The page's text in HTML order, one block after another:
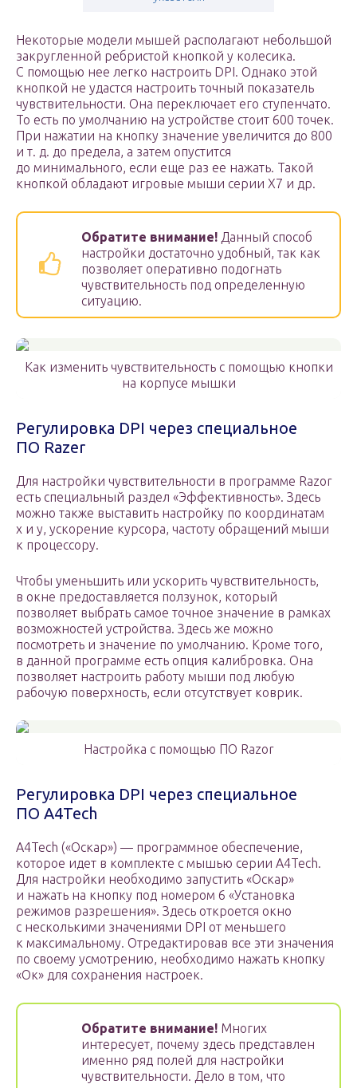
Некоторые модели мышей располагают небольшой
закругленной ребристой кнопкой у колесика.
С помощью нее легко настроить DPI. Однако этой
кнопкой не удастся настроить точный показатель
чувствительности. Она переключает его ступенчато.
То есть по умолчанию на устройстве стоит 600 точек.
При нажатии на кнопку значение увеличится до 800
и т. д. до предела, а затем опустится
до минимального, если еще раз ее нажать. Такой
кнопкой обладают игровые мыши серии X7 и др.
Обратите внимание! Данный способ
настройки достаточно удобный, так как
позволяет оперативно подогнать
чувствительность под определенную
ситуацию.
Как изменить чувствительность с помощью кнопки
на корпусе мышки
Регулировка DPI через специальное
ПО Razer
Для настройки чувствительности в программе Razor
есть специальный раздел «Эффективность». Здесь
можно также выставить настройку по координатам
x и y, ускорение курсора, частоту обращений мыши
к процессору.
Чтобы уменьшить или ускорить чувствительность,
в окне предоставляется ползунок, который
позволяет выбрать самое точное значение в рамках
возможностей устройства. Здесь же можно
посмотреть и значение по умолчанию. Кроме того,
в данной программе есть опция калибровка. Она
позволяет настроить работу мыши под любую
рабочую поверхность, если отсутствует коврик.
Настройка с помощью ПО Razor
Регулировка DPI через специальное
ПО A4Tech
A4Tech («Оскар») — программное обеспечение,
которое идет в комплекте с мышью серии A4Tech.
Для настройки необходимо запустить «Оскар»
и нажать на кнопку под номером 6 «Установка
режимов разрешения». Здесь откроется окно
с несколькими значениями DPI от меньшего
к максимальному. Отредактировав все эти значения
по своему усмотрению, необходимо нажать кнопку
«Ок» для сохранения настроек.
Обратите внимание! Многих
интересует, почему здесь представлен
именно ряд полей для настройки
чувствительности. Дело в том, что